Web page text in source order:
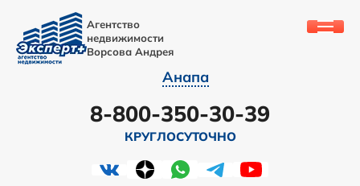
Агентство
недвижимости
Ворсова Андрея
Анапа
8-800-350-30-39
КРУГЛОСУТОЧНО